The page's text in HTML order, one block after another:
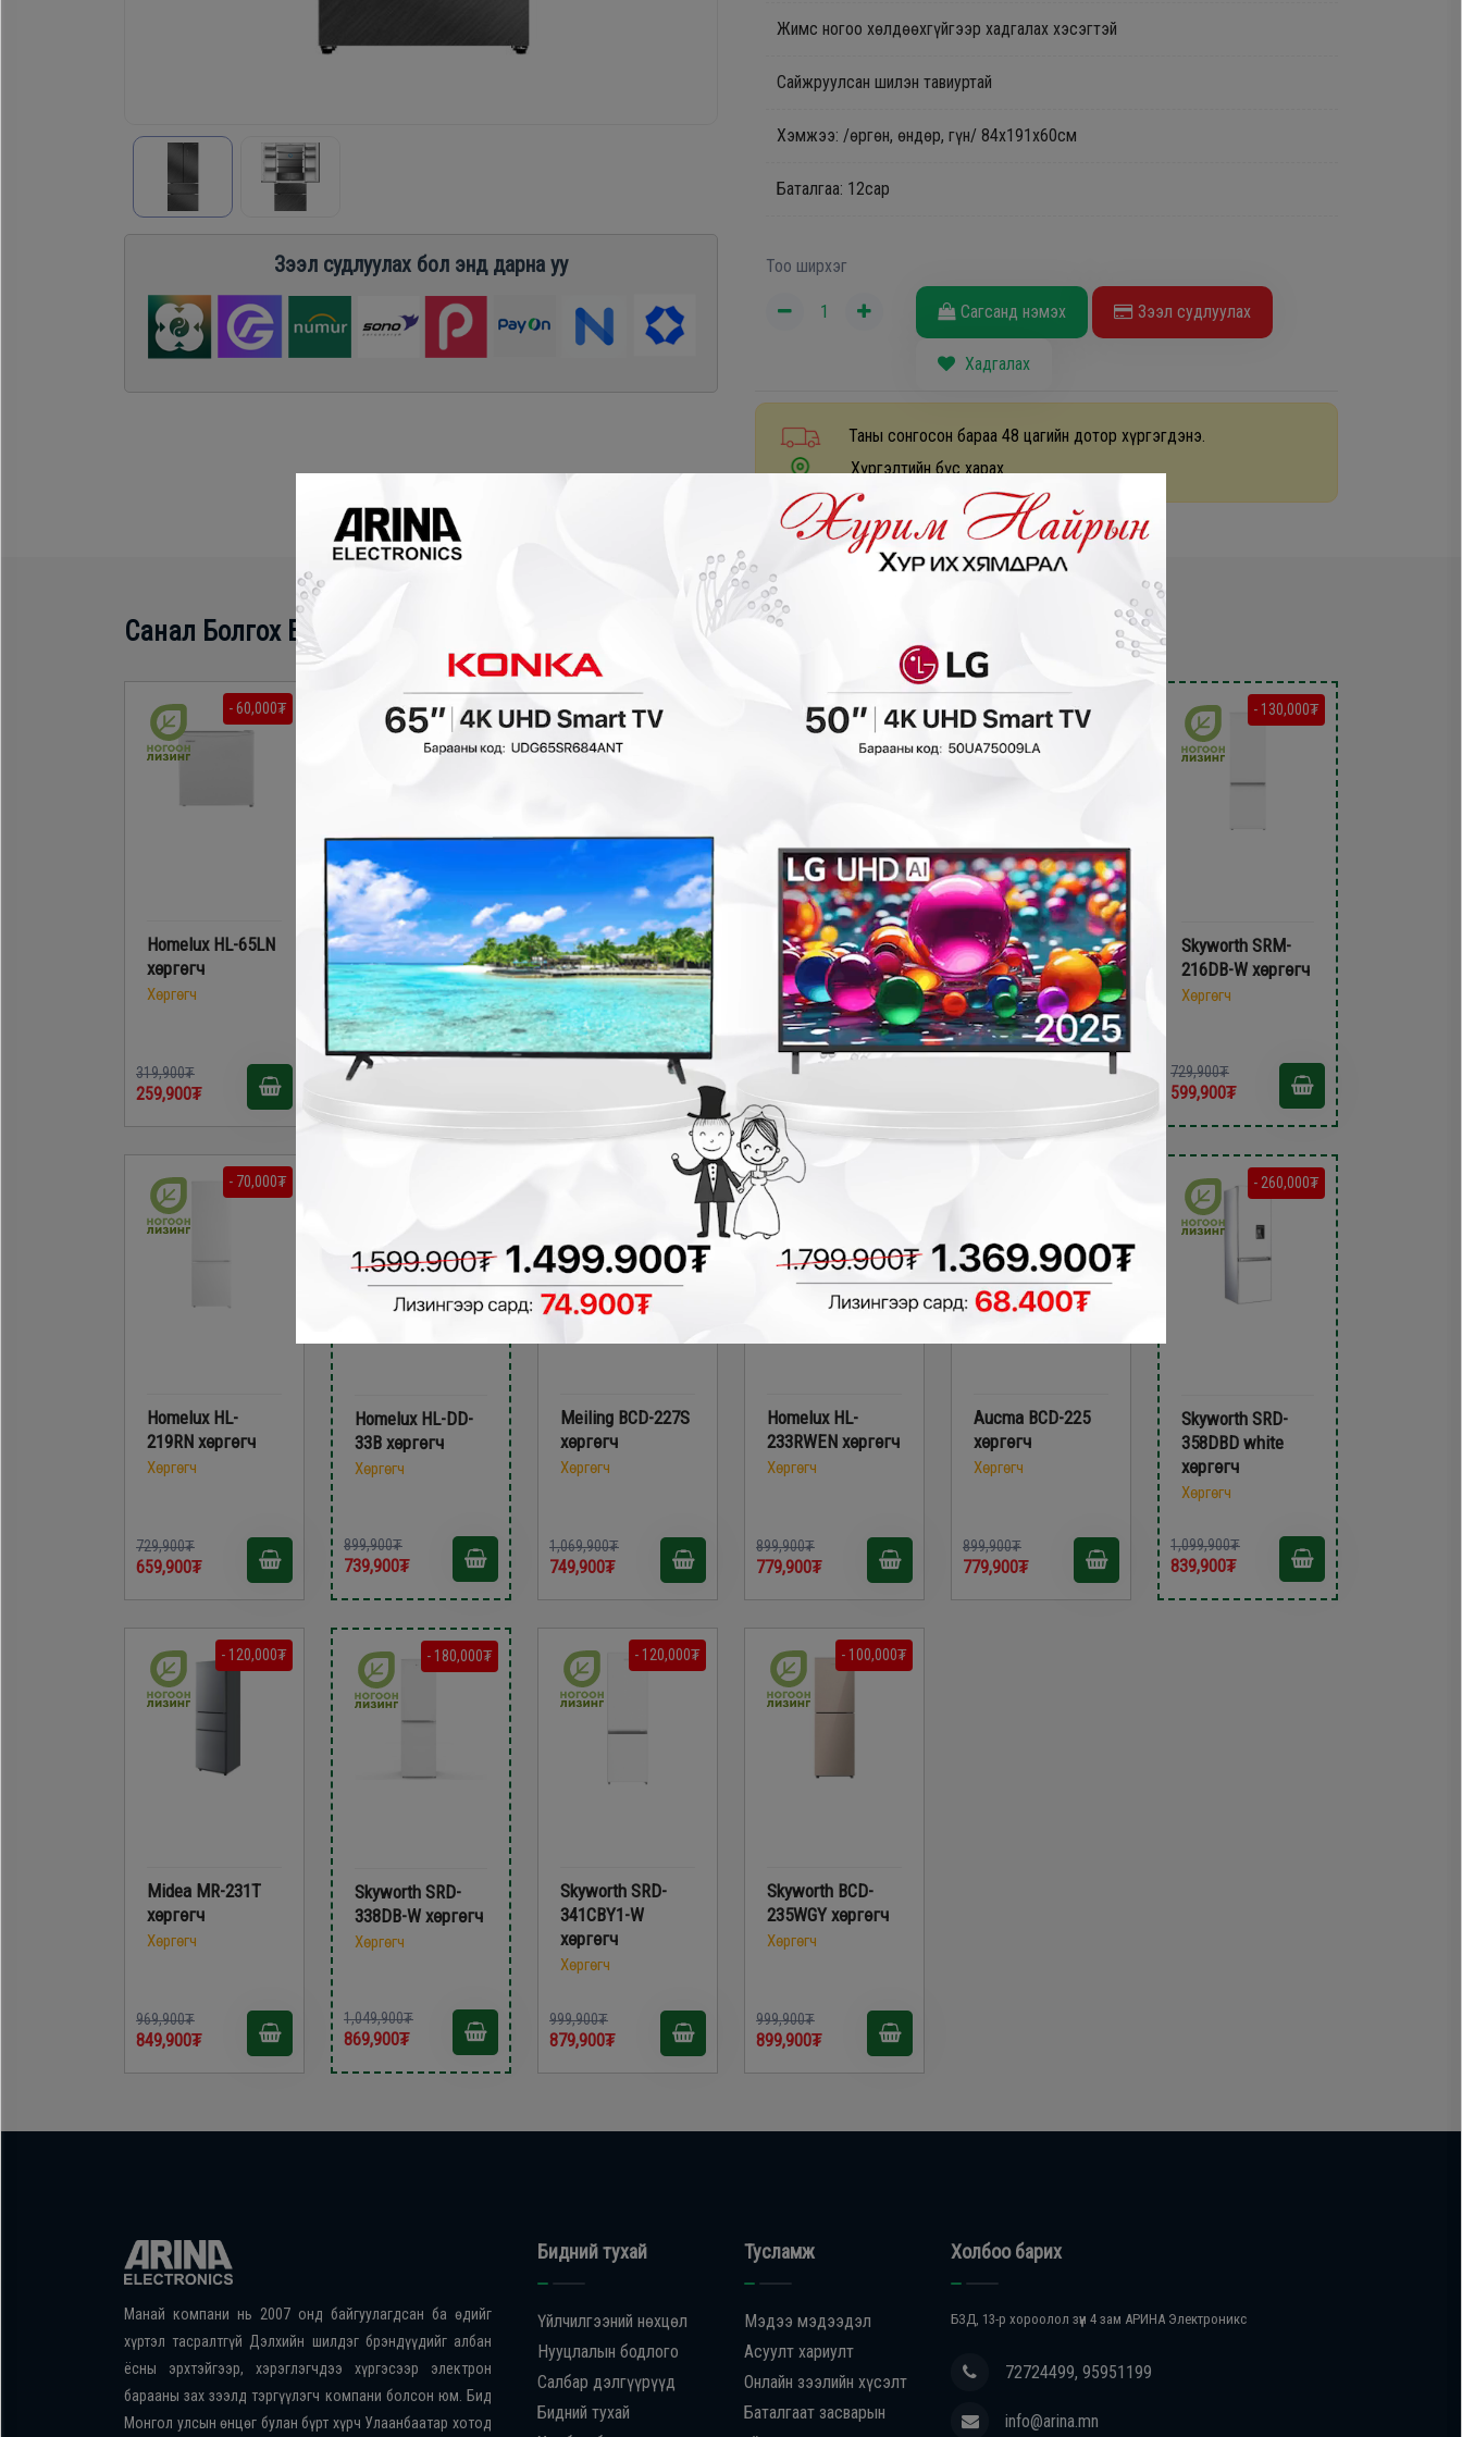
Зээл судлуулах бол энд дарна уу
Жимс ногоо хөлдөөхгүйгээр хадгалах хэсэгтэй
Сайжруулсан шилэн тавиуртай
Хэмжээ: /өргөн, өндөр, гүн/ 84х191х60см
Баталгаа: 12сар
Тоо ширхэг
Сагсанд нэмэх Зээл судлуулах
Хадгалах
Таны сонгосон бараа 48 цагийн дотор хүргэгдэнэ.
Хүргэлтийн бүс харах
Санал Болгох Бүтээгдэхүүн
- 60,000₮
Homelux HL-65LN
хөргөгч
Хөргөгч
319,900₮
259,900₮
- 70,000₮
Sharp SJM60MK
хөргөгч
Хөргөгч
449,900₮
- 50,000₮
Meiling BCD-86
хөргөгч
Хөргөгч
- 100,000₮
Meiling BCD-112
хөргөгч
Хөргөгч
599,900₮
- 120,000₮
Meiling BCD-138S
Хөргөгч
Хөргөгч
- 130,000₮
Skyworth SRM-
216DB-W хөргөгч
Хөргөгч
729,900₮
599,900₮
- 70,000₮
Homelux HL-
219RN хөргөгч
Хөргөгч
729,900₮
659,900₮
Homelux HL-DD-
33B хөргөгч
Хөргөгч
899,900₮
739,900₮
- 320,000₮
Meiling BCD-227S
хөргөгч
Хөргөгч
1,069,900₮
749,900₮
Homelux HL-
233RWEN хөргөгч
Хөргөгч
899,900₮
779,900₮
Aucma BCD-225
хөргөгч
Хөргөгч
899,900₮
779,900₮
- 260,000₮
Skyworth SRD-
358DBD white
хөргөгч
Хөргөгч
1,099,900₮
839,900₮
- 120,000₮
Midea MR-231T
хөргөгч
Хөргөгч
969,900₮
849,900₮
- 180,000₮
Skyworth SRD-
338DB-W хөргөгч
Хөргөгч
1,049,900₮
869,900₮
- 120,000₮
Skyworth SRD-
341CBY1-W
хөргөгч
Хөргөгч
999,900₮
879,900₮
- 100,000₮
Skyworth BCD-
235WGY хөргөгч
Хөргөгч
999,900₮
899,900₮
Манай компани нь 2007 онд байгуулагдсан ба өдийг
хүртэл тасралтгүй Дэлхийн шилдэг брэндүүдийг албан
ёсны эрхтэйгээр, хэрэглэгчдээ хүргэсээр электрон
барааны зах зээлд тэргүүлэгч компани болсон юм. Бид
Монгол улсын өнцөг булан бүрт хүрч Улаанбаатар хотод
Бидний тухай
Үйлчилгээний нөхцөл
Нууцлалын бодлого
Салбар дэлгүүрүүд
Бидний тухай
Тусламж
Мэдээ мэдээдэл
Асуулт хариулт
Онлайн зээлийн хүсэлт
Баталгаат засварын
Холбоо барих
БЗД, 13-р хороолол зүүн 4 зам АРИНА Электроникс
72724499, 95951199
info@arina.mn